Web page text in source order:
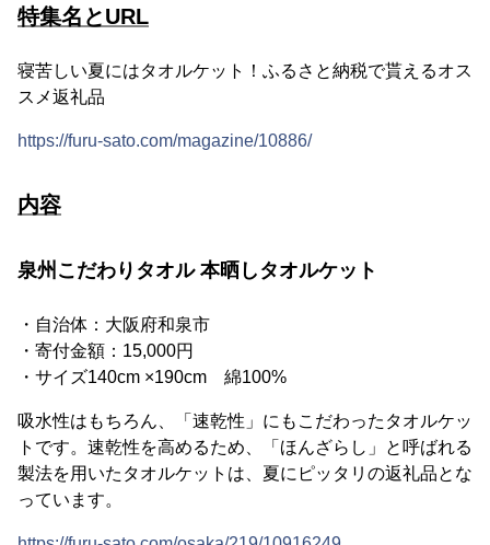
特集名とURL
寝苦しい夏にはタオルケット！ふるさと納税で貰えるオス
スメ返礼品
https://furu-sato.com/magazine/10886/
内容
泉州こだわりタオル 本晒しタオルケット
・自治体：大阪府和泉市
・寄付金額：15,000円
・サイズ140cm ×190cm 綿100%
吸水性はもちろん、「速乾性」にもこだわったタオルケッ
トです。速乾性を高めるため、「ほんざらし」と呼ばれる
製法を用いたタオルケットは、夏にピッタリの返礼品とな
っています。